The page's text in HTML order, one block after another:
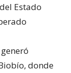
Estado
donde